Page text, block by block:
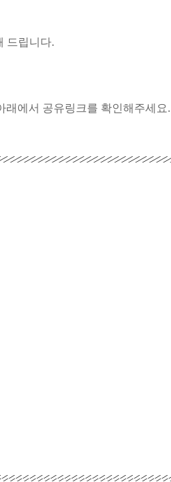
드립니다.
래에서 공유링크를 확인해주세요.